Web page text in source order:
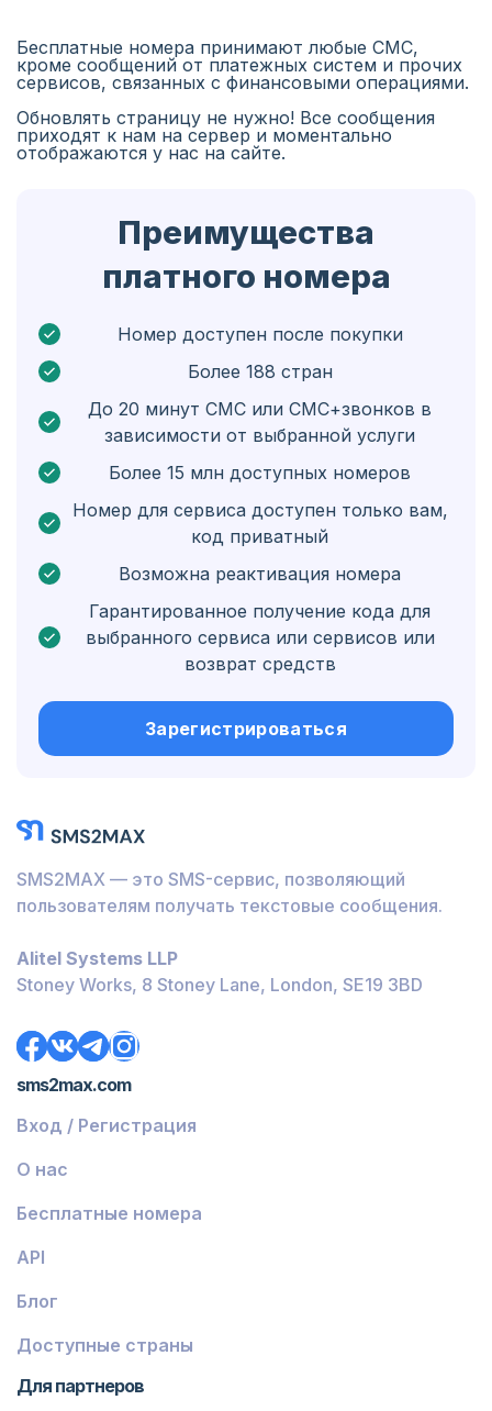
Чехия
Гвинея
Эфиопия
Кюрасао
Ангола
Кипр
Болгария
Венгрия
Боливия
Гватемала
Куба
Барбадос
Бурунди
Белиз
Гренада
Грузия
Греция
Гвинея-Бисау
Гваделупа
Французская Гвиана
Бесплатные номера принимают любые СМС,
кроме сообщений от платежных систем и прочих
сервисов, связанных с финансовыми операциями.
Обновлять страницу не нужно! Все сообщения
приходят к нам на сервер и моментально
отображаются у нас на сайте.
Преимущества
платного номера
Номер доступен после покупки
Более 188 стран
До 20 минут СМС или СМС+звонков в
зависимости от выбранной услуги
Более 15 млн доступных номеров
Номер для сервиса доступен только вам,
код приватный
Возможна реактивация номера
Гарантированное получение кода для
выбранного сервиса или сервисов или
возврат средств
Зарегистрироваться
SMS2MAX — это SMS-сервис, позволяющий
пользователям получать текстовые сообщения.
Alitel Systems LLP
Stoney Works, 8 Stoney Lane, London, SE19 3BD
sms2max.com
Вход / Регистрация
О нас
Бесплатные номера
API
Блог
Доступные страны
Для партнеров